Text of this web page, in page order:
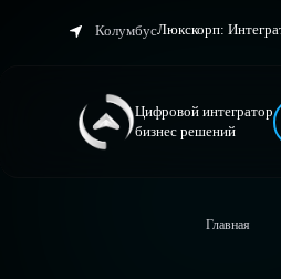
КолумбусЛюкскорп:
Цифровой интегратор
бизнес решений
Главная